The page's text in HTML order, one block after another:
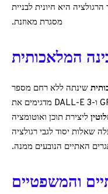
היא חיונית לבניית
מסגרת מאוזנת.
המלאכותית
שינתה ללא רחם מספר
תעשיות. דגמים גנרטיביים כמו GPT-4 ו-DALL-E 3 מדגימים את
ליצירת תוכן ואוטומציה
שאלות יסוד לגבי רגולציה
האתיים הנובעים ממנה.
והמשפטיים